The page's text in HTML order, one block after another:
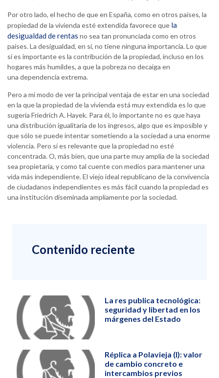
Por otro lado, el hecho de que en España, como en otros países, la
propiedad de la vivienda esté extendida favorece que la
desigualdad de rentas no sea tan pronunciada como en otros
países. La desigualdad, en sí, no tiene ninguna importancia. Lo que
sí es importante es la contribución de la propiedad, incluso en los
hogares más humildes, a que la pobreza no decaiga en
una dependencia extrema.
Pero a mi modo de ver la principal ventaja de estar en una sociedad
en la que la propiedad de la vivienda está muy extendida es lo que
sugería Friedrich A. Hayek. Para él, lo importante no es que haya
una distribución igualitaria de los ingresos, algo que es imposible y
que sólo se puede intentar sometiendo a la sociedad a una enorme
violencia. Pero sí es relevante que la propiedad no esté
concentrada. O, más bien, que una parte muy amplia de la sociedad
sea propietaria, y como tal cuente con medios para mantener una
vida más independiente. El viejo ideal republicano de la convivencia
de ciudadanos independientes es más fácil cuando la propiedad es
una institución diseminada ampliamente por la sociedad.
Contenido reciente
La res publica tecnológica:
seguridad y libertad en los
márgenes del Estado
Réplica a Polavieja (I): valor
de cambio concreto e
intercambios previos